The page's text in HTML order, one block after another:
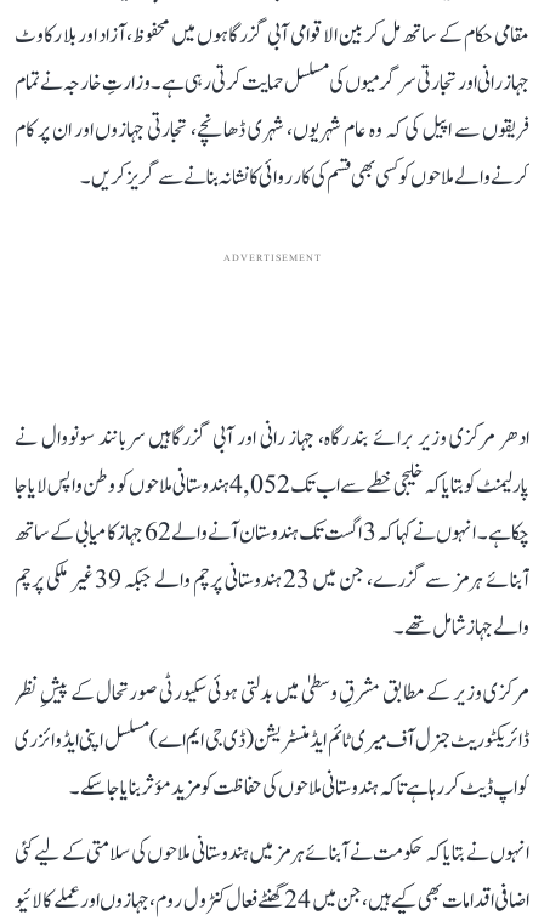
مقامی حکام کے ساتھ مل کر بین الاقوامی آبی گزرگاہوں میں محفوظ، آزاد اور بلا رکاوٹ
جہاز رانی اور تجارتی سرگرمیوں کی مسلسل حمایت کرتی رہی ہے۔ وزارتِ خارجہ نے تمام
فریقوں سے اپیل کی کہ وہ عام شہریوں، شہری ڈھانچے، تجارتی جہازوں اور ان پر کام
کرنے والے ملاحوں کو کسی بھی قسم کی کارروائی کا نشانہ بنانے سے گریز کریں۔
ADVERTISEMENT
ادھر مرکزی وزیر برائے بندرگاہ، جہاز رانی اور آبی گزرگاہیں سربانند سونووال نے
پارلیمنٹ کو بتایا کہ خلیجی خطے سے اب تک 4,052 ہندوستانی ملاحوں کو وطن واپس لایا جا
چکا ہے۔ انہوں نے کہا کہ 3 اگست تک ہندوستان آنے والے 62 جہاز کامیابی کے ساتھ
آبنائے ہرمز سے گزرے، جن میں 23 ہندوستانی پرچم والے جبکہ 39 غیر ملکی پرچم
والے جہاز شامل تھے۔
مرکزی وزیر کے مطابق مشرقِ وسطیٰ میں بدلتی ہوئی سکیورٹی صورتحال کے پیشِ نظر
ڈائریکٹوریٹ جنرل آف میری ٹائم ایڈمنسٹریشن (ڈی جی ایم اے) مسلسل اپنی ایڈوائزری
کو اپ ڈیٹ کر رہا ہے تاکہ ہندوستانی ملاحوں کی حفاظت کو مزید مؤثر بنایا جا سکے۔
انہوں نے بتایا کہ حکومت نے آبنائے ہرمز میں ہندوستانی ملاحوں کی سلامتی کے لیے کئی
اضافی اقدامات بھی کیے ہیں، جن میں 24 گھنٹے فعال کنٹرول روم، جہازوں اور عملے کا لائیو